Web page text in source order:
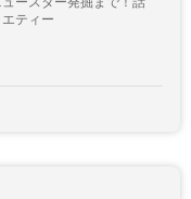
ティー